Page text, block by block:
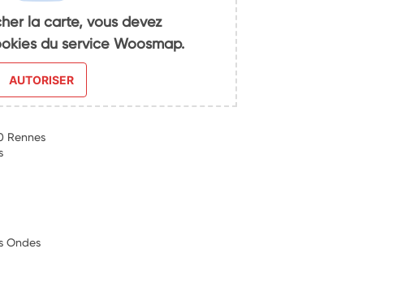
la carte, vous devez
du service Woosmap.
AUTORISER
Rennes
Ondes